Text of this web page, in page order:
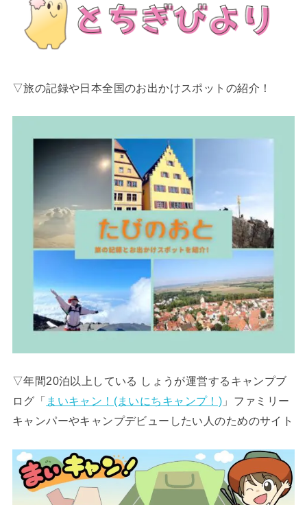
▽旅の記録や日本全国のお出かけスポットの紹介！
▽年間20泊以上している しょうが運営するキャンプブ
ログ「 まいキャン！(まいにちキャンプ！) 」ファミリー
キャンパーやキャンプデビューしたい人のためのサイト